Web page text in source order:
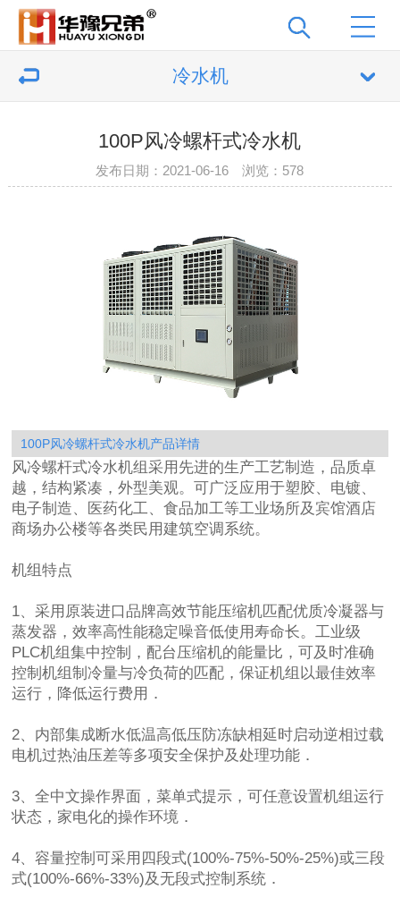
冷水机
100P风冷螺杆式冷水机
发布日期：2021-06-16 浏览： 578
100P风冷螺杆式冷水机产品详情
风冷螺杆式冷水机组采用先进的生产工艺制造，品质卓
越，结构紧凑，外型美观。可广泛应用于塑胶、电镀、
电子制造、医药化工、食品加工等工业场所及宾馆酒店
商场办公楼等各类民用建筑空调系统。
机组特点
1、采用原装进口品牌高效节能压缩机匹配优质冷凝器与
蒸发器，效率高性能稳定噪音低使用寿命长。工业级
PLC机组集中控制，配台压缩机的能量比，可及时准确
控制机组制冷量与冷负荷的匹配，保证机组以最佳效率
运行，降低运行费用．
2、内部集成断水低温高低压防冻缺相延时启动逆相过载
电机过热油压差等多项安全保护及处理功能．
3、全中文操作界面，菜单式提示，可任意设置机组运行
状态，家电化的操作环境．
4、容量控制可采用四段式(100%-75%-50%-25%)或三段
式(100%-66%-33%)及无段式控制系统．